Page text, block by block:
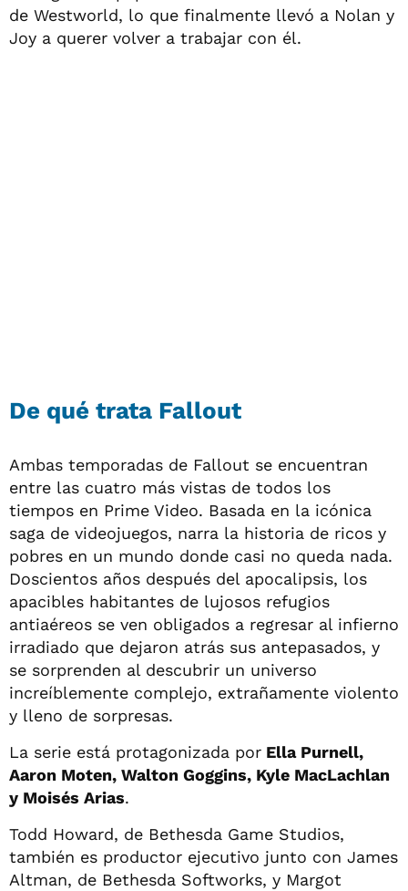
de Westworld, lo que finalmente llevó a Nolan y
Joy a querer volver a trabajar con él.
De qué trata Fallout
Ambas temporadas de Fallout se encuentran
entre las cuatro más vistas de todos los
tiempos en Prime Video. Basada en la icónica
saga de videojuegos, narra la historia de ricos y
pobres en un mundo donde casi no queda nada.
Doscientos años después del apocalipsis, los
apacibles habitantes de lujosos refugios
antiaéreos se ven obligados a regresar al infierno
irradiado que dejaron atrás sus antepasados, y
se sorprenden al descubrir un universo
increíblemente complejo, extrañamente violento
y lleno de sorpresas.
La serie está protagonizada por Ella Purnell,
Aaron Moten, Walton Goggins, Kyle MacLachlan
y Moisés Arias.
Todd Howard, de Bethesda Game Studios,
también es productor ejecutivo junto con James
Altman, de Bethesda Softworks, y Margot